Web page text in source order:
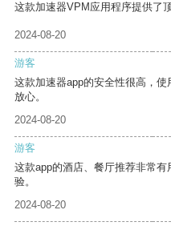
这款加速器VPM应用程序提供了
2024-08-20
游客
这款加速器app的安全性很高，
放心。
2024-08-20
游客
这款app的酒店、餐厅推荐非常
验。
2024-08-20